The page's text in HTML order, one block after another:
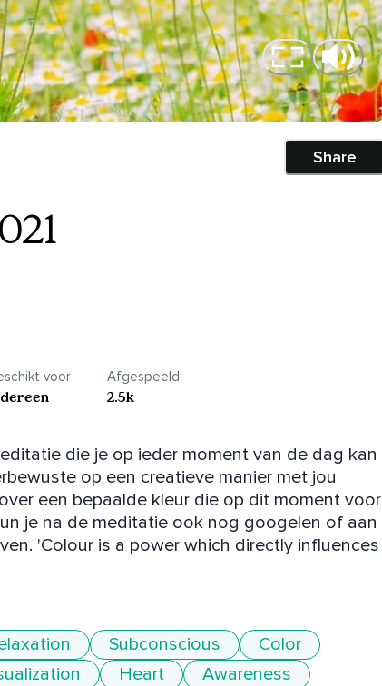
Share
voor Afgespeeld
2.5k
die je op ieder moment van de dag kan
op een creatieve manier met jou
een bepaalde kleur die op dit moment voor
je na de meditatie ook nog googelen of aan
'Colour is a power which directly influences
Subconscious
Color
Heart
Awareness